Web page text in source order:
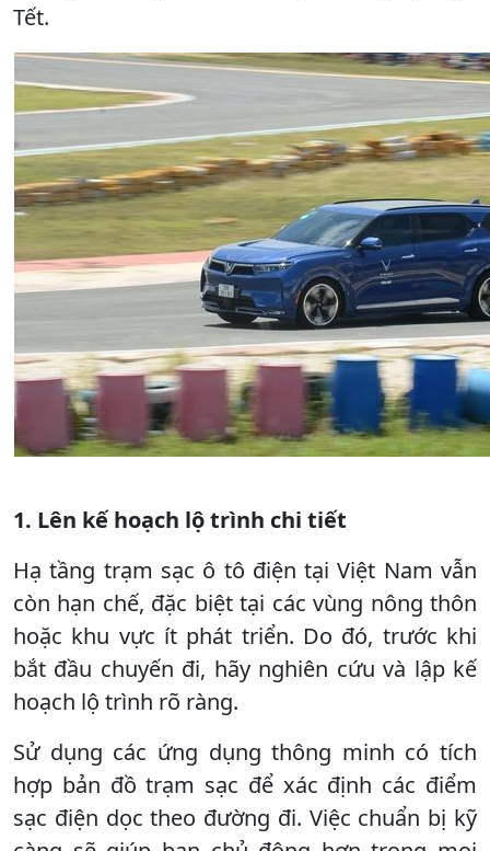
Tết.
1. Lên kế hoạch lộ trình chi tiết
Hạ tầng trạm sạc ô tô điện tại Việt Nam vẫn
còn hạn chế, đặc biệt tại các vùng nông thôn
hoặc khu vực ít phát triển. Do đó, trước khi
bắt đầu chuyến đi, hãy nghiên cứu và lập kế
hoạch lộ trình rõ ràng.
Sử dụng các ứng dụng thông minh có tích
hợp bản đồ trạm sạc để xác định các điểm
sạc điện dọc theo đường đi. Việc chuẩn bị kỹ